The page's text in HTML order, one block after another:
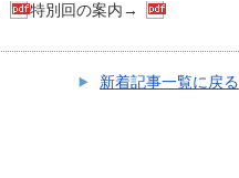
特別回の案内→
新着記事一覧に戻る